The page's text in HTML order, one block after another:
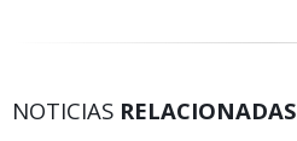
NOTICIAS RELACIONADAS